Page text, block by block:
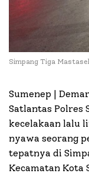
Simpang Tiga
Sumenep |
Satlantas Polres
kecelakaan lalu
nyawa seorang
tepatnya di
Kecamatan Kota